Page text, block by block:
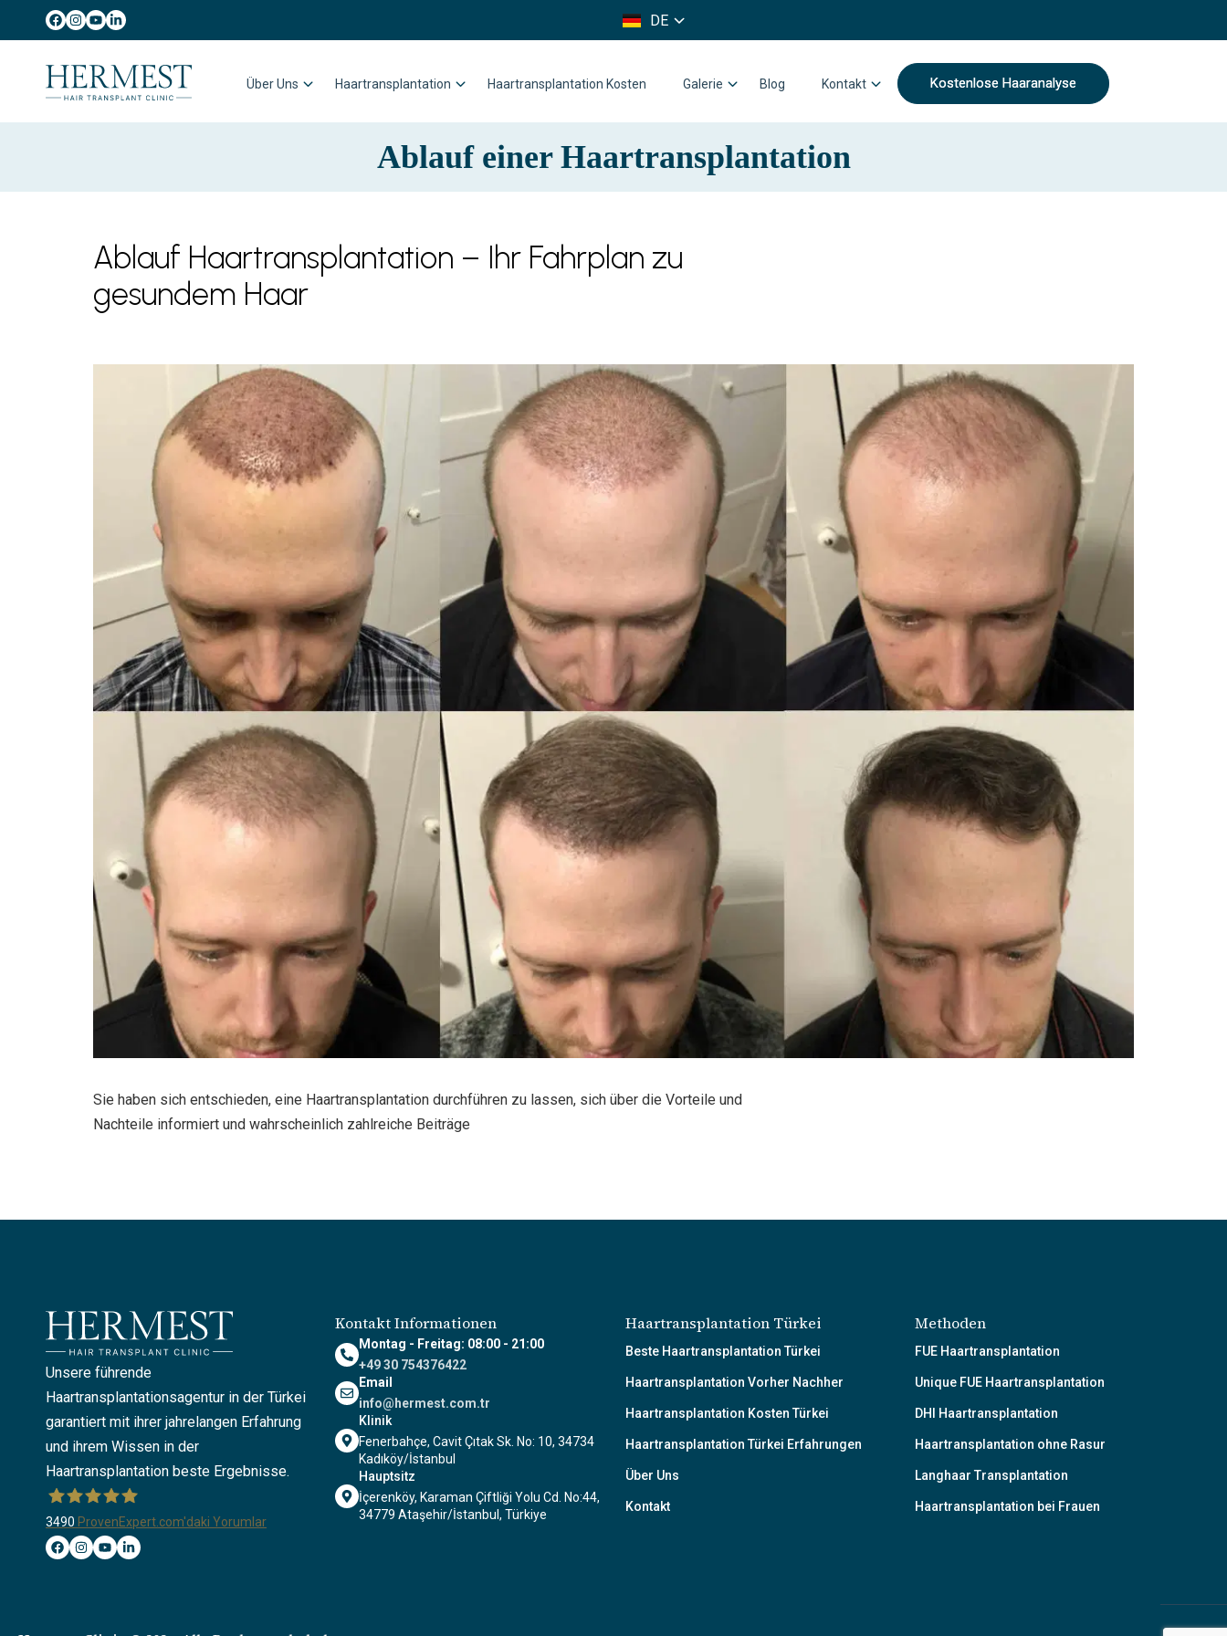
DE
IT
Über Uns Haartransplantation Haartransplantation Kosten Galerie Blog Kontakt Kostenlose Haaranalyse
Ablauf einer Haartransplantation
Ablauf Haartransplantation – Ihr Fahrplan zu
gesundem Haar
Sie haben sich entschieden, eine Haartransplantation durchführen zu lassen, sich über die Vorteile und
Nachteile informiert und wahrscheinlich zahlreiche Beiträge
Unsere führende
Haartransplantationsagentur in der Türkei
garantiert mit ihrer jahrelangen Erfahrung
und ihrem Wissen in der
Haartransplantation beste Ergebnisse.
Hermest Hair Transplant Clinic
3490 ProvenExpert.com'daki Yorumlar
Kontakt Informationen
Montag - Freitag: 08:00 - 21:00
+49 30 754376422
Email
info@hermest.com.tr
Klinik
Fenerbahçe, Cavit Çıtak Sk. No: 10, 34734
Kadıköy/İstanbul
Hauptsitz
İçerenköy, Karaman Çiftliği Yolu Cd. No:44,
34779 Ataşehir/İstanbul, Türkiye
Haartransplantation Türkei
Beste Haartransplantation Türkei
Haartransplantation Vorher Nachher
Haartransplantation Kosten Türkei
Haartransplantation Türkei Erfahrungen
Über Uns
Kontakt
Methoden
FUE Haartransplantation
Unique FUE Haartransplantation
DHI Haartransplantation
Haartransplantation ohne Rasur
Langhaar Transplantation
Haartransplantation bei Frauen